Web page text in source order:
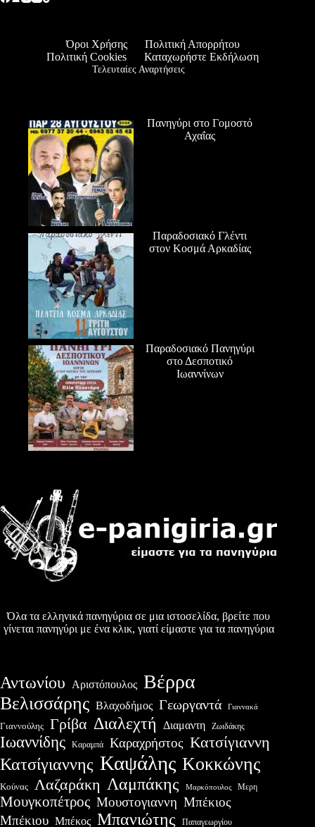
Όροι Χρήσης
Πολιτική Απορρήτου
Πολιτική Cookies
Καταχωρήστε Εκδήλωση
Τελευταίες Αναρτήσεις
Πανηγύρι στο Γομοστό
Αχαΐας
Παραδοσιακό Γλέντι
στον Κοσμά Αρκαδίας
Παραδοσιακό Πανηγύρι
στο Δεσποτικό
Ιωαννίνων
Όλα τα ελληνικά πανηγύρια σε μια ιστοσελίδα, βρείτε που
γίνεται πανηγύρι με ένα κλικ, γιατί είμαστε για τα πανηγύρια
Αντωνίου Αριστόπουλος Βέρρα
Βελισσάρης Βλαχοδήμος Γεωργαντά Γιαννακά
Γιαννούλης Γρίβα Διαλεχτή Διαμαντη Ζωιδάκης
Ιωαννίδης Καραμπά Καραχρήστος Κατσίγιαννη
Κατσίγιαννης Καψάλης Κοκκώνης
Κούνας Λαζαράκη Λαμπάκης Μαρκόπουλος Μερη
Μουγκοπέτρος Μουστογιαννη Μπέκιος
Μπέκιου Μπέκος Μπανιώτης Παπαγεωργίου